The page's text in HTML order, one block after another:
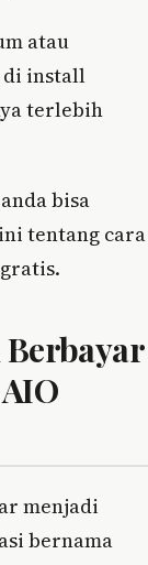
atau
di install
terlebih
bisa
tentang cara
menjadi
bernama